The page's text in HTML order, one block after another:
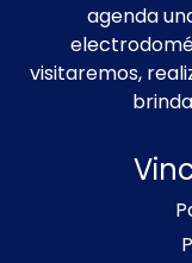
agenda
visitaremos,